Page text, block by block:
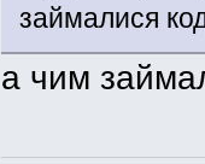
займалися
а чим